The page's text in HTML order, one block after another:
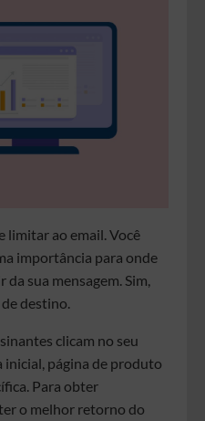
limitar ao email. Você
importância para onde
sua mensagem. Sim,
destino.
clicam no seu
inicial, página de produto
Para obter
o melhor retorno do